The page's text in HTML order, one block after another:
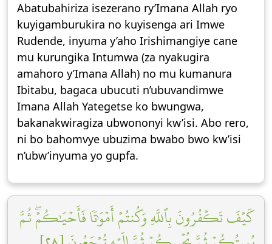
Abatubahiriza isezerano ry’Imana Allah ryo
kuyigamburukira no kuyisenga ari Imwe
Rudende, inyuma y’aho Irishimangiye cane
mu kurungika Intumwa (za nyakugira
amahoro y’Imana Allah) no mu kumanura
Ibitabu, bagaca ubucuti n’ubuvandimwe
Imana Allah Yategetse ko bwungwa,
bakanakwiragiza ubwononyi kw’isi. Abo rero,
ni bo bahomvye ubuzima bwabo bwo kw’isi
n’ubw’inyuma yo gupfa.
كَيۡفَ تَكۡفُرُونَ بِٱللَّهِ وَكُنتُمۡ أَمۡوَٰتٗا فَأَحۡيَٰكُمۡۖ ثُمَّ